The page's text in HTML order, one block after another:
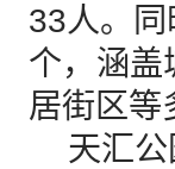
33人。
个，涵盖
居街区等
天汇公